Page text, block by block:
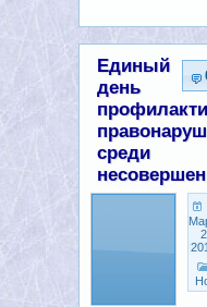
Единый
день
среди